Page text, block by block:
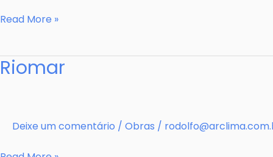
Rnest
Read More »
Riomar
Deixe um comentário / Obras /